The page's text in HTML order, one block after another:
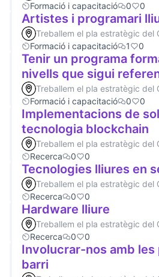
Formació i capacitació
0 0
Artistes i programari
Treballem el pla estratègic del
Formació i capacitació
1 0
Tenir un programa
nivells que sigui
Treballem el pla estratègic del
Formació i capacitació
0 0
Implementacions de
tecnologia blockchain
Treballem el pla estratègic del
Recerca
0 0
Tecnologies lliures en
Treballem el pla estratègic del
Recerca
0 0
Hardware lliure
Treballem el pla estratègic del
Recerca
0 0
Involucrar-nos amb
barri